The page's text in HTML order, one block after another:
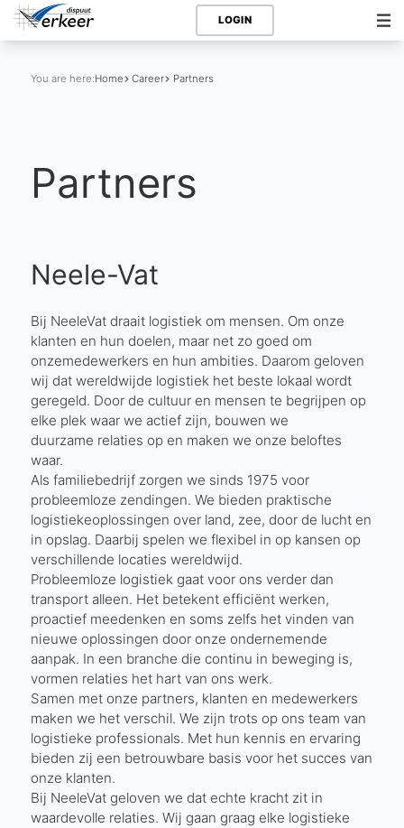
LOGIN
You are here:Home Career Partners
Partners
Neele-Vat
Bij NeeleVat draait logistiek om mensen. Om onze
klanten en hun doelen, maar net zo goed om
onzemedewerkers en hun ambities. Daarom geloven
wij dat wereldwijde logistiek het beste lokaal wordt
geregeld. Door de cultuur en mensen te begrijpen op
elke plek waar we actief zijn, bouwen we
duurzame relaties op en maken we onze beloftes
waar.
Als familiebedrijf zorgen we sinds 1975 voor
probleemloze zendingen. We bieden praktische
logistiekeoplossingen over land, zee, door de lucht en
in opslag. Daarbij spelen we flexibel in op kansen op
verschillende locaties wereldwijd.
Probleemloze logistiek gaat voor ons verder dan
transport alleen. Het betekent efficiënt werken,
proactief meedenken en soms zelfs het vinden van
nieuwe oplossingen door onze ondernemende
aanpak. In een branche die continu in beweging is,
vormen relaties het hart van ons werk.
Samen met onze partners, klanten en medewerkers
maken we het verschil. We zijn trots op ons team van
logistieke professionals. Met hun kennis en ervaring
bieden zij een betrouwbare basis voor het succes van
onze klanten.
Bij NeeleVat geloven we dat echte kracht zit in
waardevolle relaties. Wij gaan graag elke logistieke